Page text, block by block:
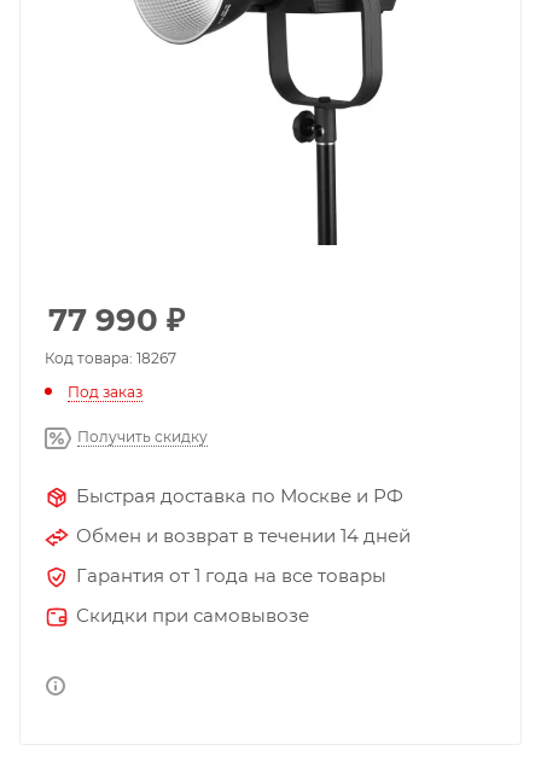
77 990 ₽
Код товара: 18267
Под заказ
Получить скидку
Быстрая доставка по Москве и РФ
Обмен и возврат в течении 14 дней
Гарантия от 1 года на все товары
Скидки при самовывозе